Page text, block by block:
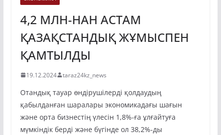
4,2 МЛН-НАН АСТАМ
ҚАЗАҚСТАНДЫҚ ЖҰМЫСПЕН
ҚАМТЫЛДЫ
19.12.2024 taraz24kz_news
Отандық тауар өндірушілерді қолдаудың
қабылданған шаралары экономикадағы шағын
және орта бизнестің үлесін 1,8%-ға ұлғайтуға
мүмкіндік берді және бүгінде ол 38,2%-ды